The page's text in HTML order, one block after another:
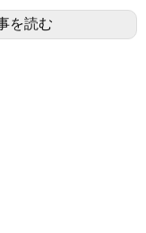
を読む